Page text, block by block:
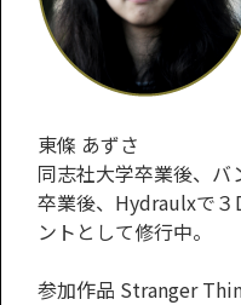
東條 あずさ
同志社大学卒業後、バ
卒業後、Hydraulxで３
ントとして修行中。
参加作品 Stranger